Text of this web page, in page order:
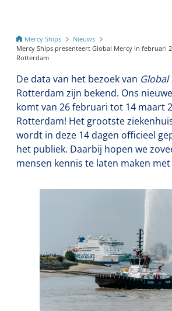
Mercy Ships
Nieuws
Mercy Ships presenteert Global Mercy in februari
Rotterdam
De data van het bezoek van Global
Rotterdam zijn bekend. Ons
komt van 26 februari tot 14 maart
Rotterdam! Het grootste
wordt in deze 14 dagen officieel
het publiek. Daarbij hopen we
mensen kennis te laten maken